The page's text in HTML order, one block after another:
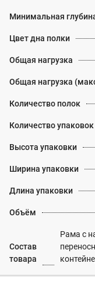
Минимальная
Цвет дна полки
Общая нагрузка
Общая нагрузка
Количество полок
Количество
Высота упаковки
Ширина упаковки
Длина упаковки
Объём
Состав
товара
Рама с